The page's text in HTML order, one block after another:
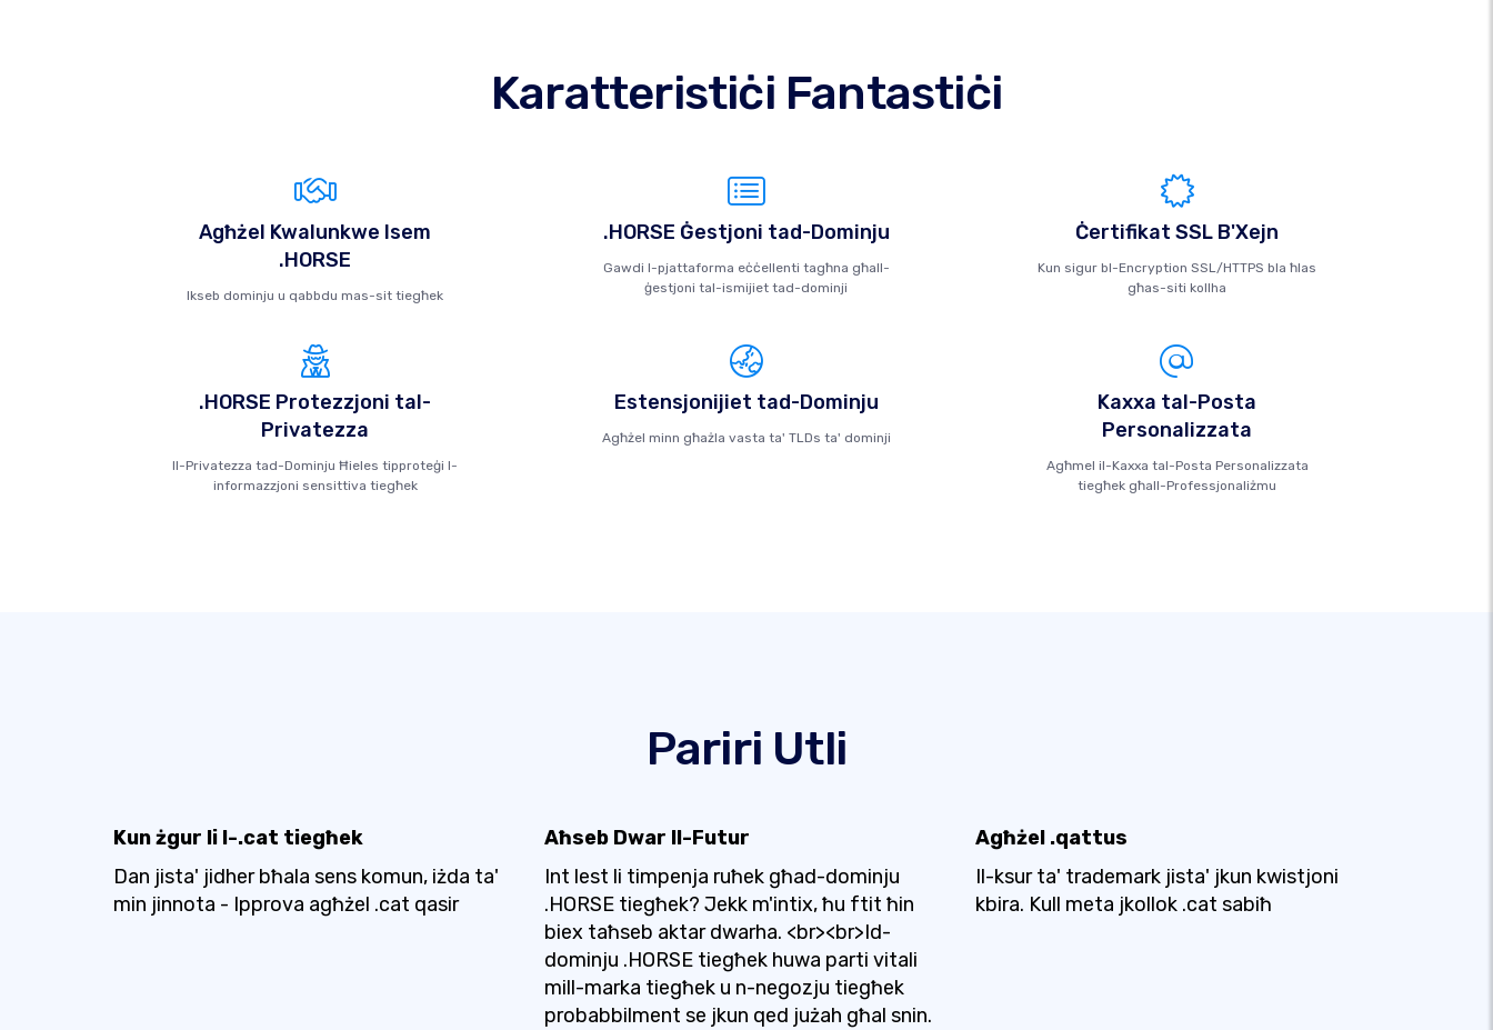
Karatteristiċi Fantastiċi
Agħżel Kwalunkwe Isem
.HORSE
Ikseb dominju u qabbdu mas-sit tiegħek
.HORSE Ġestjoni tad-Dominju
Gawdi l-pjattaforma eċċellenti tagħna għall-
ġestjoni tal-ismijiet tad-dominji
Ċertifikat SSL B'Xejn
Kun sigur bl-Encryption SSL/HTTPS bla ħlas
għas-siti kollha
.HORSE Protezzjoni tal-
Privatezza
Il-Privatezza tad-Dominju Ħieles tipproteġi l-
informazzjoni sensittiva tiegħek
Estensjonijiet tad-Dominju
Agħżel minn għażla vasta ta' TLDs ta' dominji
Kaxxa tal-Posta
Personalizzata
Agħmel il-Kaxxa tal-Posta Personalizzata
tiegħek għall-Professjonaliżmu
Pariri Utli
Kun żgur li l-.cat tiegħek
Dan jista' jidher bħala sens komun, iżda ta'
min jinnota - Ipprova agħżel .cat qasir
Aħseb Dwar Il-Futur
Int lest li timpenja ruħek għad-dominju
.HORSE tiegħek? Jekk m'intix, ħu ftit ħin
biex taħseb aktar dwarha. <br><br>Id-
dominju .HORSE tiegħek huwa parti vitali
mill-marka tiegħek u n-negozju tiegħek
probabbilment se jkun qed jużah għal snin.
Agħżel .qattus
Il-ksur ta' trademark jista' jkun kwistjoni
kbira. Kull meta jkollok .cat sabiħ